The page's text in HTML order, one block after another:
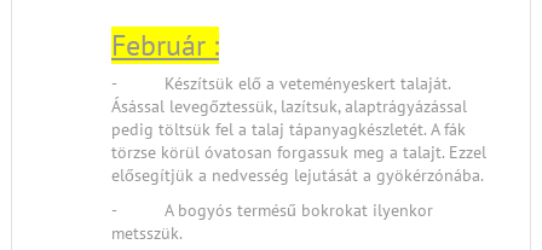
Február :
- Készítsük elő a veteményeskert talaját.
Ásással levegőztessük, lazítsuk, alaptrágyázással
pedig töltsük fel a talaj tápanyagkészletét. A fák
törzse körül óvatosan forgassuk meg a talajt. Ezzel
elősegítjük a nedvesség lejutását a gyökérzónába.
- A bogyós termésű bokrokat ilyenkor
metsszük.